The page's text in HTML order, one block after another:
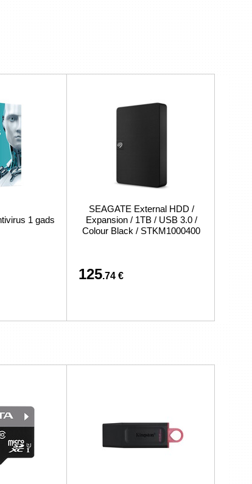
1 gads
SEAGATE External HDD /
Expansion / 1TB / USB 3.0 /
Colour Black / STKM1000400
125.74 €